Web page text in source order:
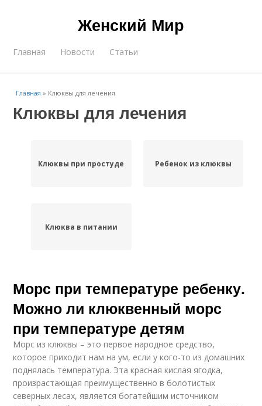
Женский Мир
Главная Новости Статьи
Главная » Клюквы для лечения
Клюквы для лечения
Клюквы при простуде Ребенок из клюквы
Клюква в питании
Морс при температуре ребенку.
Можно ли клюквенный морс
при температуре детям
Морс из клюквы – это первое народное средство,
которое приходит нам на ум, если у кого-то из домашних
поднялась температура. Эта красная кислая ягодка,
произрастающая преимущественно в болотистых
северных лесах, является богатейшим источником